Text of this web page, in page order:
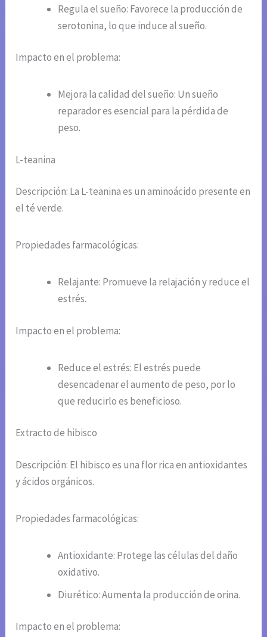
Regula el sueño: Favorece la producción de
serotonina, lo que induce al sueño.
Impacto en el problema:
Mejora la calidad del sueño: Un sueño
reparador es esencial para la pérdida de
peso.
L-teanina
Descripción: La L-teanina es un aminoácido presente en
el té verde.
Propiedades farmacológicas:
Relajante: Promueve la relajación y reduce el
estrés.
Impacto en el problema:
Reduce el estrés: El estrés puede
desencadenar el aumento de peso, por lo
que reducirlo es beneficioso.
Extracto de hibisco
Descripción: El hibisco es una flor rica en antioxidantes
y ácidos orgánicos.
Propiedades farmacológicas:
Antioxidante: Protege las células del daño
oxidativo.
Diurético: Aumenta la producción de orina.
Impacto en el problema: